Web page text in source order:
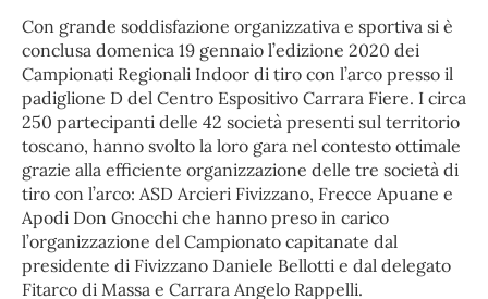
Con grande soddisfazione organizzativa e sportiva si è
conclusa domenica 19 gennaio l’edizione 2020 dei
Campionati Regionali Indoor di tiro con l’arco presso il
padiglione D del Centro Espositivo Carrara Fiere. I circa
250 partecipanti delle 42 società presenti sul territorio
toscano, hanno svolto la loro gara nel contesto ottimale
grazie alla efficiente organizzazione delle tre società di
tiro con l’arco: ASD Arcieri Fivizzano, Frecce Apuane e
Apodi Don Gnocchi che hanno preso in carico
l’organizzazione del Campionato capitanate dal
presidente di Fivizzano Daniele Bellotti e dal delegato
Fitarco di Massa e Carrara Angelo Rappelli.